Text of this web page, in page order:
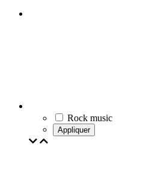
Rock music
Appliquer